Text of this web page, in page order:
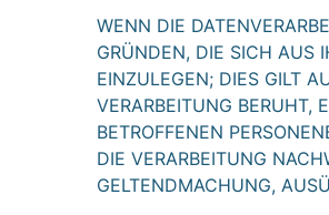
WENN DIE
GRÜNDEN, DIE SICH AUS
EINZULEGEN; DIES GILT
VERARBEITUNG BERUHT,
BETROFFENEN
DIE VERARBEITUNG
GELTENDMACHUNG,